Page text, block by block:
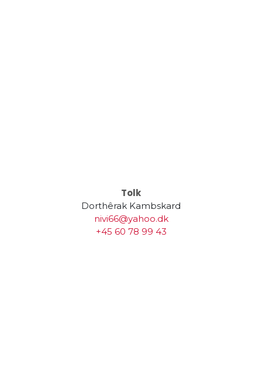
Tolk
Dorthêrak Kambskard
nivi66@yahoo.dk
+45 60 78 99 43